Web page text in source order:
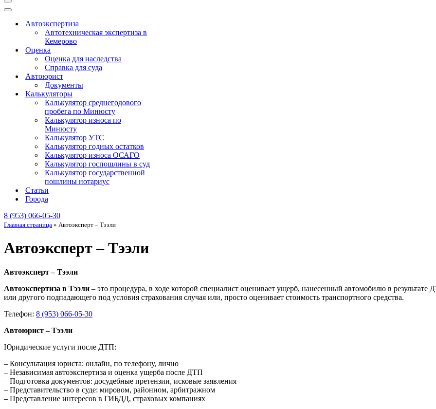
Меню
навигации
Меню
навигацииАвтоэкспертиза
Автотехническая экспертиза в
Кемерово
Оценка
Оценка для наследства
Справка для суда
Автоюрист
Документы
Калькуляторы
Калькулятор среднегодового
пробега по Минюсту
Калькулятор износа по
Минюсту
Калькулятор УТС
Калькулятор годных остатков
Калькулятор износа ОСАГО
Калькулятор госпошлины в суд
Калькулятор государственной
пошлины нотариус
Статьи
Города
8 (953) 066-05-30
Главная страница » Автоэксперт – Тээли
Автоэксперт – Тээли
Автоэксперт – Тээли
Автоэкспертиза в Тээли – это процедура, в ходе которой специалист оценивает ущерб, нанесенный автомобилю в результате
или другого подпадающего под условия страхования случая или, просто оценивает стоимость транспортного средства.
Телефон: 8 (953) 066-05-30
Автоюрист – Тээли
Юридические услуги после ДТП:
– Консультация юриста: онлайн, по телефону, лично
– Независимая автоэкспертиза и оценка ущерба после ДТП
– Подготовка документов: досудебные претензии, исковые заявления
– Представительство в суде: мировом, районном, арбитражном
– Представление интересов в ГИБДД, страховых компаниях